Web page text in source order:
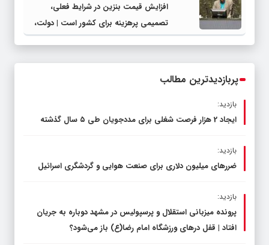
افزایش قیمت بنزین در شرایط فعلی،
تصمیمی پرهزینه برای کشور است | دولت،
قاچاق سوخت و عوامل اصلی ناترازی را
پربازدیدترین مطالب
بازدید:
ایجاد 2 هزار فرصت شغلی برای مددجویان طی ۵ سال گذشته
بازدید:
ضررهای میلیون دلاری برای صنعت هوایی و گردشگری اسرائیل
بازدید:
پرونده میزبانی استقلال و پرسپولیس در مشهد دوباره به جریان
افتاد | قفل در‌های ورزشگاه امام رضا(ع) باز می‌شود؟